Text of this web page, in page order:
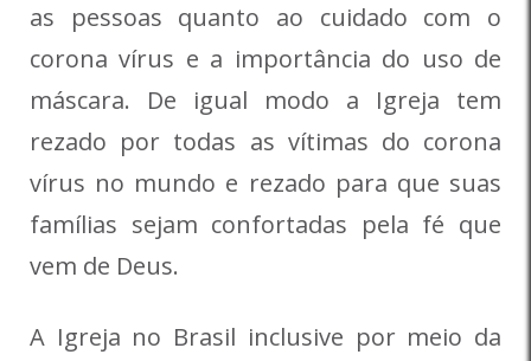
as pessoas quanto ao cuidado com o
corona vírus e a importância do uso de
máscara. De igual modo a Igreja tem
rezado por todas as vítimas do corona
vírus no mundo e rezado para que suas
famílias sejam confortadas pela fé que
vem de Deus.
A Igreja no Brasil inclusive por meio da